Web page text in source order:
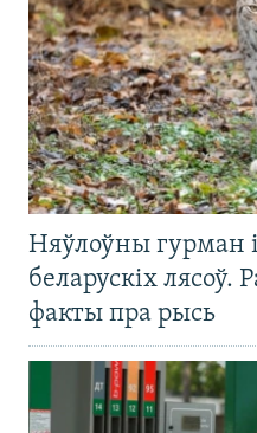
Няўлоўны гурман
беларускіх лясоў.
факты пра рысь